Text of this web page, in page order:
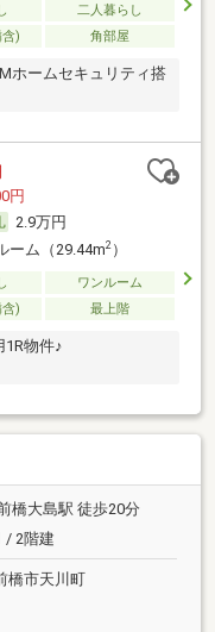
二人暮らし
) 角部屋
ホームセキュリティ搭
円
2.9万円
ーム（29.44m2）
ワンルーム
) 最上階
物件♪
橋大島駅 徒歩20分
/ 2階建
橋市天川町